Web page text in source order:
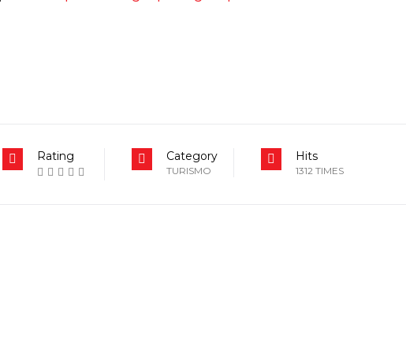
Rating Category
TURISMO
Hits
1312 TIMES